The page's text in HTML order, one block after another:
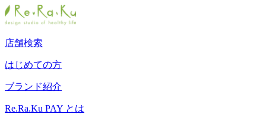
店舗検索
はじめての方
ブランド紹介
Re.Ra.Ku PAY とは